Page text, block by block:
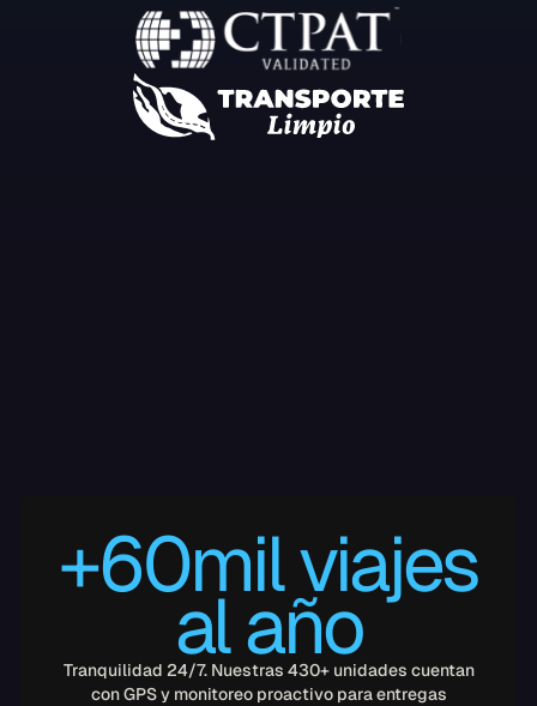
+60mil viajes
al año
Tranquilidad 24/7. Nuestras 430+ unidades cuentan
con GPS y monitoreo proactivo para entregas